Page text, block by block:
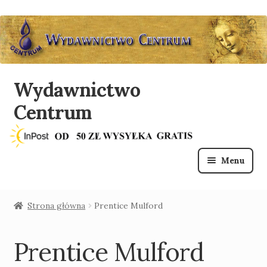
Przejdź
do
nawigacji
Przejdź
do
treści
Wydawnictwo
Centrum
Menu
Lista mailingowa
Strona główna Prentice Mulford
Prentice Mulford